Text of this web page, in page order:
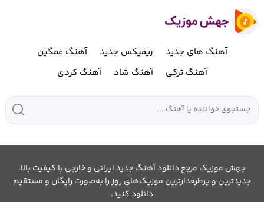
آهنگ های جدید ریمیکس جدید
آهنگ غمگین
آهنگ ترکی
آهنگ شاد آهنگ کردی
جهش موزیک مرجع دانلود آهنگ جدید ایرانی و خارجی با کیفیت بالا.
جدیدترین و پرطرفدارترین موزیک‌های روز را به‌صورت رایگان و مستقیم
دانلود کنید.